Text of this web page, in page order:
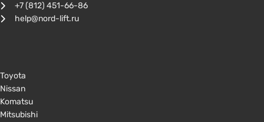
+7 (812) 451-66-86
help@nord-lift.ru
Toyota
Nissan
Komatsu
Mitsubishi